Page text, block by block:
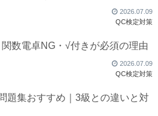
2026.07.09
QC検定対策
数電卓NG・√付きが必須の理由
2026.07.09
QC検定対策
題集おすすめ｜3級との違いと対